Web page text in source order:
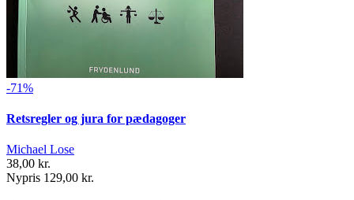
-71%
Retsregler og jura for pædagoger
Michael Lose
38,00 kr.
Nypris 129,00 kr.